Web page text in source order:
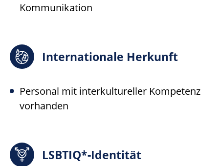
Kommunikation
Internationale Herkunft
Personal mit interkultureller Kompetenz
vorhanden
LSBTIQ*-Identität